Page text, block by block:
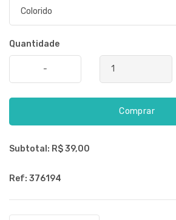
Quantidade
-
Comprar
Subtotal: R$39,00
Ref: 376194